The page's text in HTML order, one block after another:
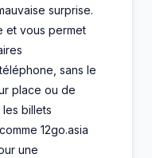
surprise.
et vous permet
sans le
place ou de
billets
12go.asia
une